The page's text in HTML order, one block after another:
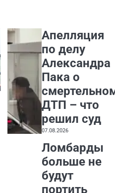
Апелляция
по делу
Александра
Пака о
ДТП – что
решил суд
07.08.2026
Ломбарды
больше не
будут
портить